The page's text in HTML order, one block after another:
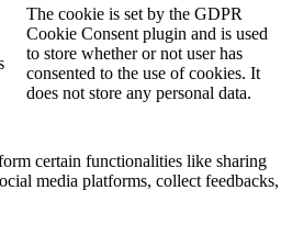
The cookie is set by the GDPR
Cookie Consent plugin and is used
to store whether or not user has
consented to the use of cookies. It
does not store any personal data.
certain functionalities like sharing
media platforms, collect feedbacks,